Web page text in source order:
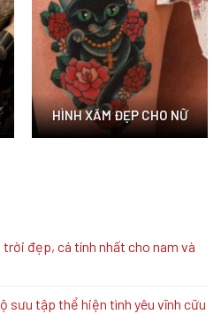
HÌNH XĂM ĐẸP CHO NỮ
trời đẹp, cá tính nhất cho nam và
sưu tập thể hiện tình yêu vĩnh cữu